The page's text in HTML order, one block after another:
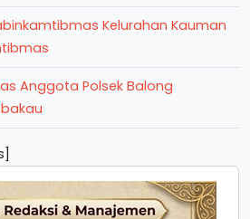
Kelurahan Kauman
Anggota Polsek Balong